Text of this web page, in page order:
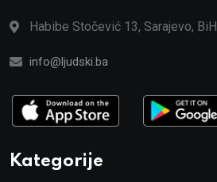
Habibe Stočević 13, Sarajevo, BiH
info@ljudski.ba
Kategorije